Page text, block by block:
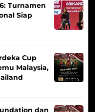
Turnamen
Siap
Cup
Malaysia,
dan